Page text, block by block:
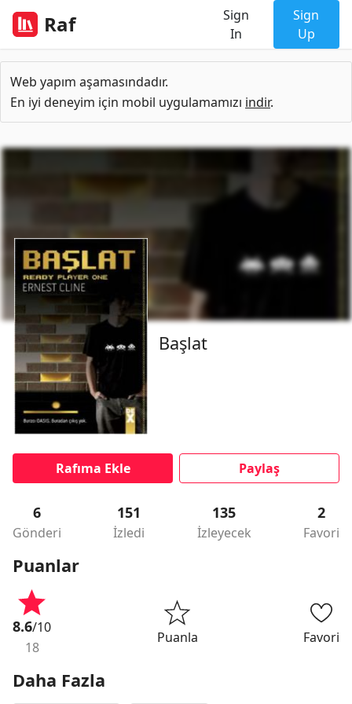
Raf
Sign
In
Sign
Up
Web yapım aşamasındadır.
En iyi deneyim için mobil uygulamamızı indir.
Başlat
Rafıma Ekle Paylaş
6
Gönderi
151
İzledi
135
İzleyecek
2
Favori
Puanlar
8.6/10
18
Puanla Favori
Daha Fazla